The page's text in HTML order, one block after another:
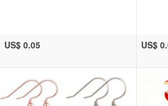
US$ 0.05 US$